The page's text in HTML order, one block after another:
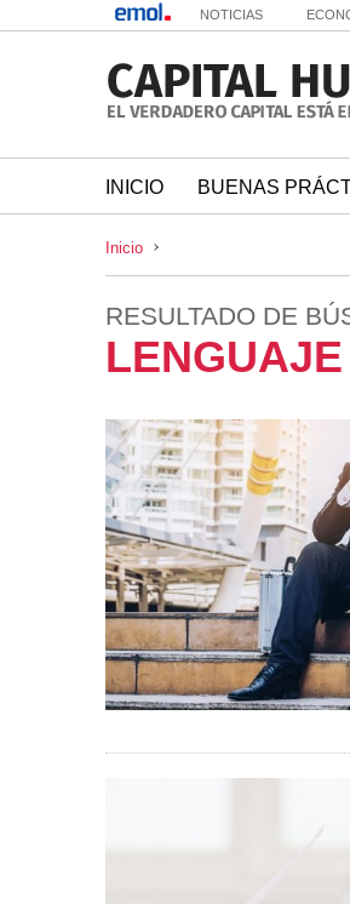
NOTICIAS
INICIO BUENAS
Inicio
RESULTADO DE